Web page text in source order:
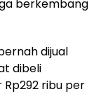
berkembang
dijual
dibeli
ribu per